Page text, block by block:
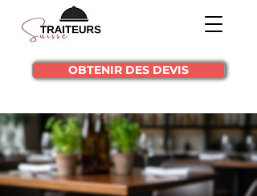
OBTENIR DES DEVIS